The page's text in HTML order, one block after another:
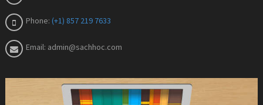
Phone: (+1) 857 219 7633
Email: admin@sachhoc.com